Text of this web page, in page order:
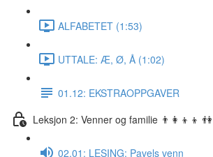
ALFABETET (1:53)
UTTALE: Æ, Ø, Å (1:02)
01.12: EKSTRAOPPGAVER
Leksjon 2: Venner og familie 👨‍👩‍👦‍👦 👫
02.01: LESING: Pavels venn